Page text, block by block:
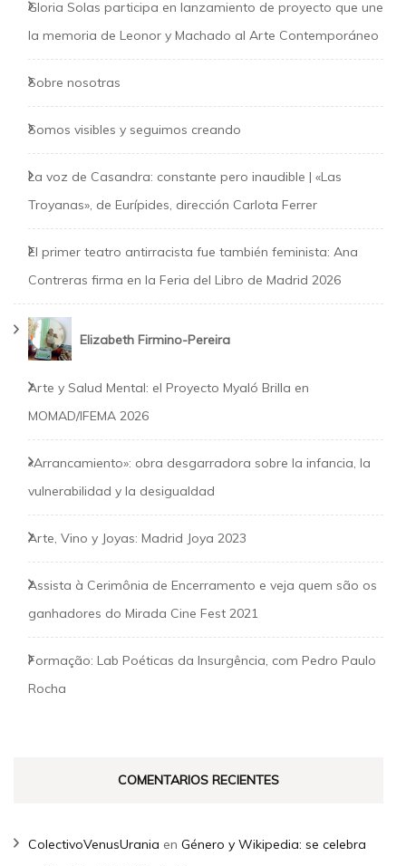
Gloria Solas participa en lanzamiento de proyecto que une
la memoria de Leonor y Machado al Arte Contemporáneo
Sobre nosotras
Somos visibles y seguimos creando
La voz de Casandra: constante pero inaudible | «Las
Troyanas», de Eurípides, dirección Carlota Ferrer
El primer teatro antirracista fue también feminista: Ana
Contreras firma en la Feria del Libro de Madrid 2026
Elizabeth Firmino-Pereira
Arte y Salud Mental: el Proyecto Myaló Brilla en
MOMAD/IFEMA 2026
«Arrancamiento»: obra desgarradora sobre la infancia, la
vulnerabilidad y la desigualdad
Arte, Vino y Joyas: Madrid Joya 2023
Assista à Cerimônia de Encerramento e veja quem são os
ganhadores do Mirada Cine Fest 2021
Formação: Lab Poéticas da Insurgência, com Pedro Paulo
Rocha
COMENTARIOS RECIENTES
ColectivoVenusUrania en Género y Wikipedia: se celebra